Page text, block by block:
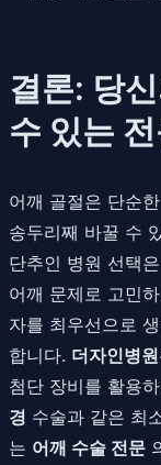
결론: 당
수 있는
어깨 골절은 단순
송두리째 바꿀 수
단추인 병원 선택
어깨 문제로 고민
자를 최우선으로
합니다. 더자인병원
첨단 장비를 활용
경 수술과 같은 최
는 어깨 수술 전문